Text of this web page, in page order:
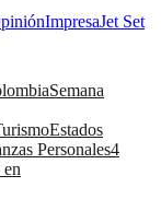
ImpresaJet Set
Semana
Estados
Personales4